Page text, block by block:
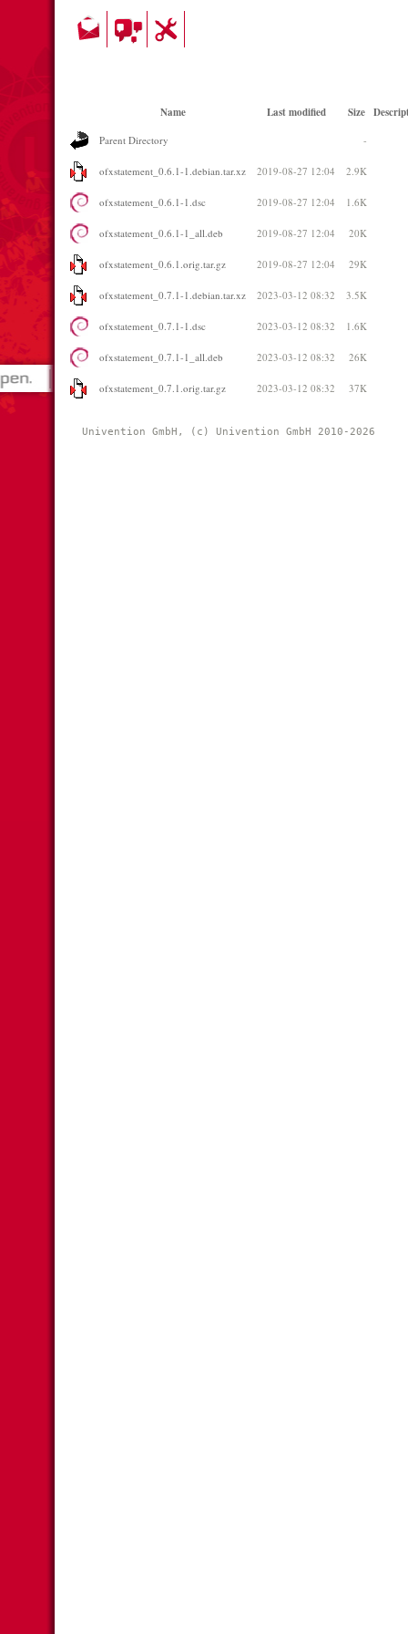
Name Last modified Size
Parent Directory -
ofxstatement_0.6.1-1.debian.tar.xz 2019-08-27 12:04 2.9K
ofxstatement_0.6.1-1.dsc 2019-08-27 12:04 1.6K
ofxstatement_0.6.1-1_all.deb 2019-08-27 12:04 20K
ofxstatement_0.6.1.orig.tar.gz 2019-08-27 12:04 29K
ofxstatement_0.7.1-1.debian.tar.xz 2023-03-12 08:32 3.5K
ofxstatement_0.7.1-1.dsc 2023-03-12 08:32 1.6K
ofxstatement_0.7.1-1_all.deb 2023-03-12 08:32 26K
ofxstatement_0.7.1.orig.tar.gz 2023-03-12 08:32 37K
Univention GmbH, (c) Univention GmbH 2010-2026